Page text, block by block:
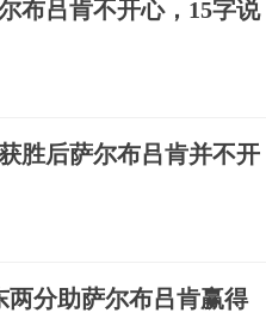
布吕肯不开心，15字说
胜后萨尔布吕肯并不开
两分助萨尔布吕肯赢得